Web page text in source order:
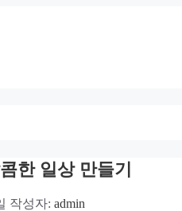
한 일상 만들기
작성자: admin